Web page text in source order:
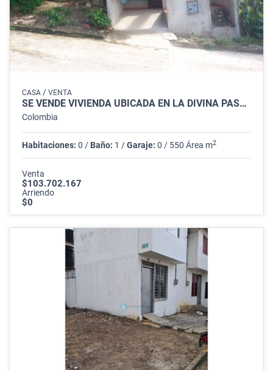
CASA / VENTA
SE VENDE VIVIENDA UBICADA EN LA DIVINA PASTORA/CUCUTA
Colombia
Habitaciones: 0 / Baño: 1 /Garaje: 0 / 550 Área m2
Venta
$103.702.167
Arriendo
$0